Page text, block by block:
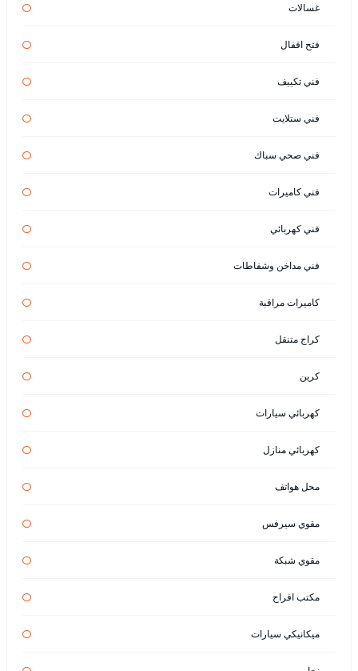
غسالات
فتح اقفال
فني تكييف
فني ستلايت
فني صحي سباك
فني كاميرات
فني كهربائي
فني مداخن وشفاطات
كاميرات مراقبة
كراج متنقل
كرين
كهربائي سيارات
كهربائي منازل
محل هواتف
مقوي سيرفس
مقوي شبكة
مكتب افراح
ميكانيكي سيارات